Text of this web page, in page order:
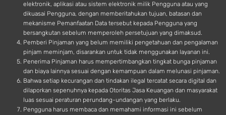
elektronik, aplikasi atau sistem elektronik milik Pengguna atau yang
dikuasai Pengguna, dengan memberitahukan tujuan, batasan dan
mekanisme Pemanfaatan Data tersebut kepada Pengguna yang
bersangkutan sebelum memperoleh persetujuan yang dimaksud.
Pemberi Pinjaman yang belum memiliki pengetahuan dan pengalaman
pinjam meminjam, disarankan untuk tidak menggunakan layanan ini.
Penerima Pinjaman harus mempertimbangkan tingkat bunga pinjaman
dan biaya lainnya sesuai dengan kemampuan dalam melunasi pinjaman.
Bahwa setiap kecurangan dan tindakan ilegal tercatat secara digital dan
dilaporkan sepenuhnya kepada Otoritas Jasa Keuangan dan masyarakat
luas sesuai peraturan perundang-undangan yang berlaku.
Pengguna harus membaca dan memahami informasi ini sebelum